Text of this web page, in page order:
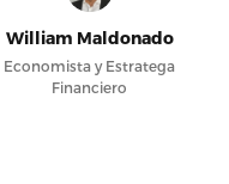
William Maldonado
Economista y Estratega
Financiero